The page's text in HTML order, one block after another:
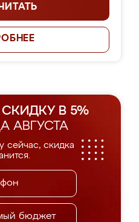
В 5%
АВГУСТА
сейчас, скидка
бюджет